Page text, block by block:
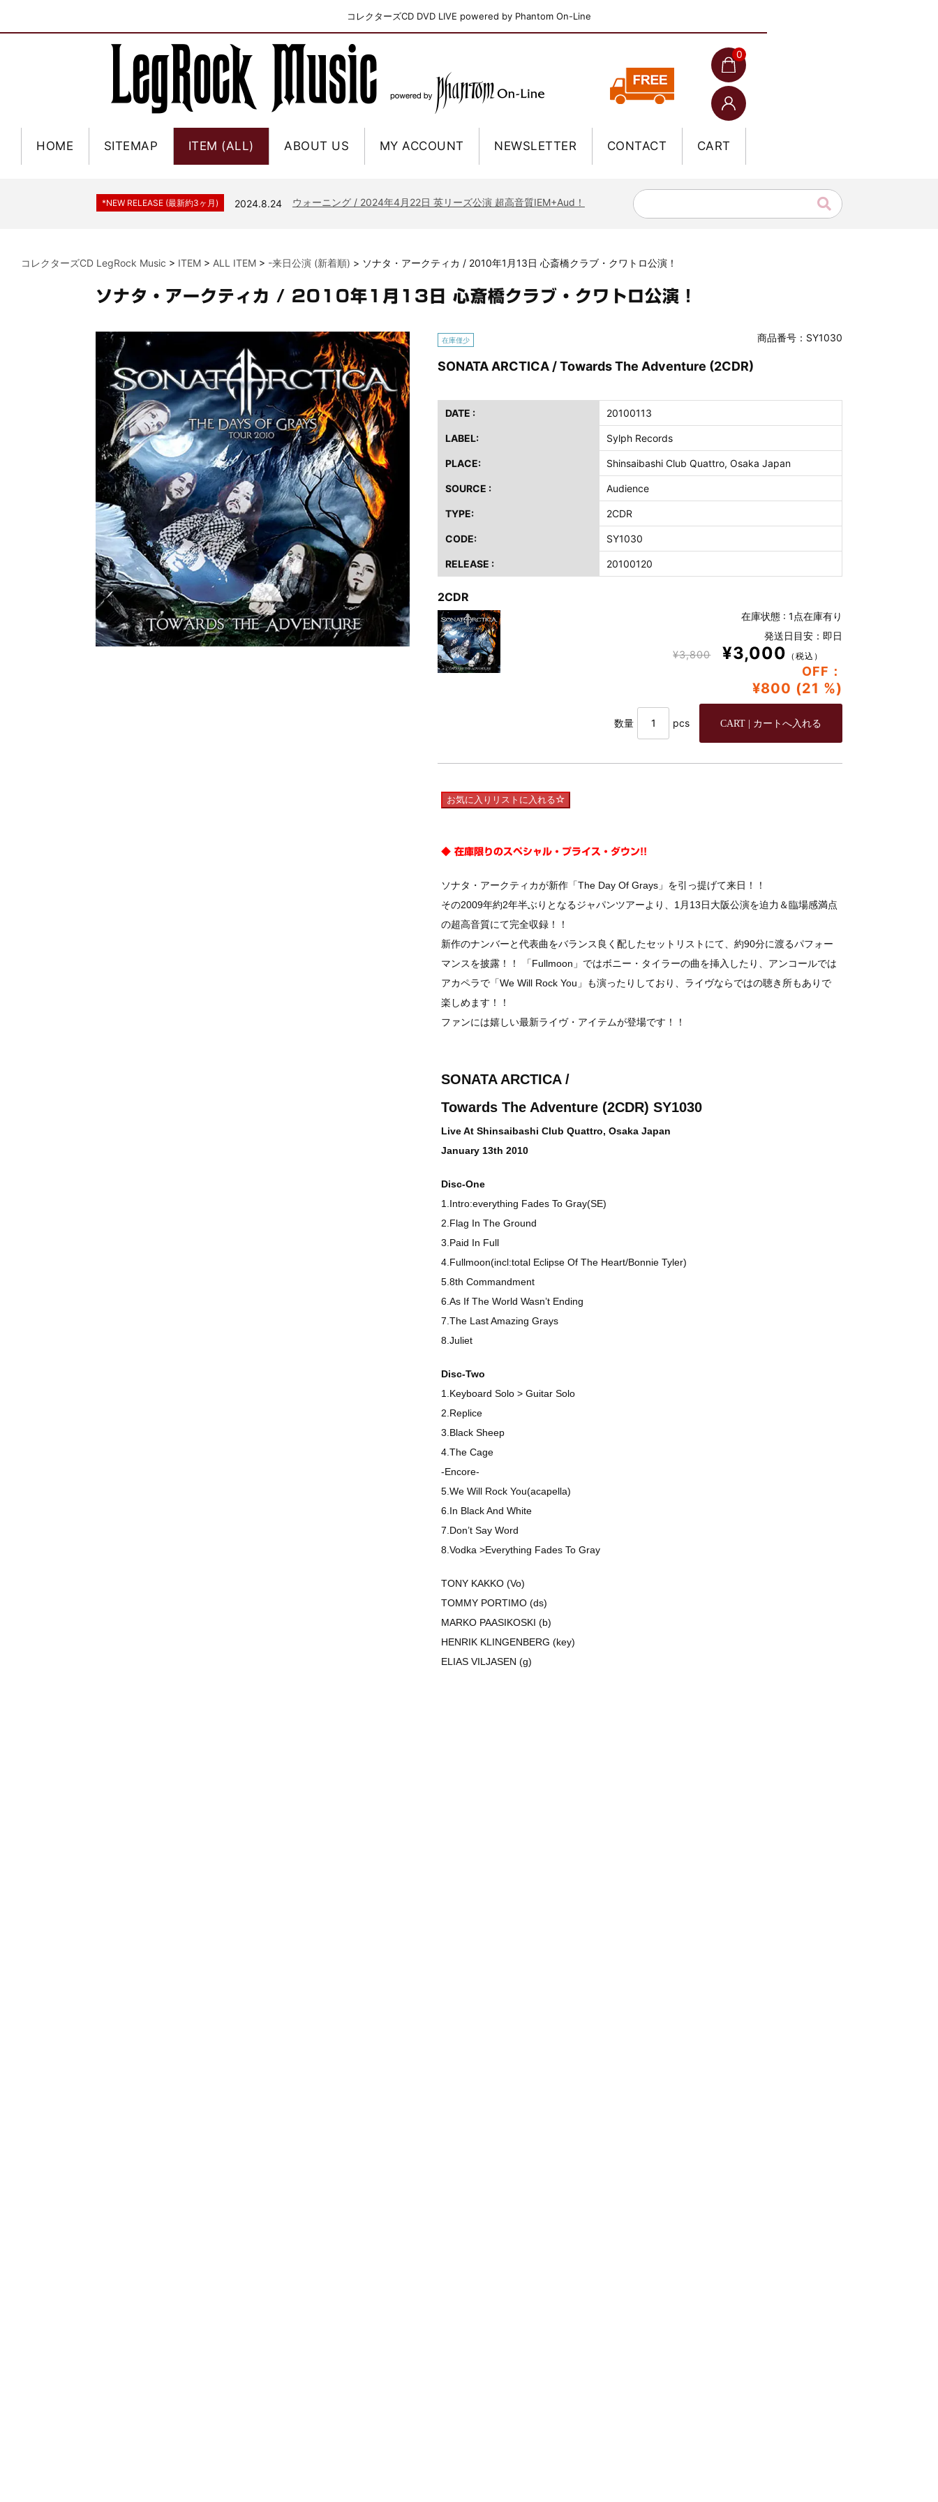
コレクターズCD DVD LIVE powered by Phantom On-Line
0
HOME SITEMAP ITEM (ALL) ABOUT US MY ACCOUNT NEWSLETTER CONTACT CART
*NEW RELEASE (最新約3ヶ月) 2024.6.9 ジャーニー / 1979年5月8+9日 コロラド州 2公演 SBD 完全収録！
*NEW RELEASE (最新約3ヶ月) 2024.8.24 ウォーニング / 2024年4月22日 英リーズ公演 超高音質IEM+Aud！
スコーピオンズ / 2024年6月15日 リスボン公演 FHD 完全収録！
*NEW RELEASE (最新約3ヶ月) 2024.6.20 マネスキン / 2024年6月9日 ドイツ ROCK AM RING 公演 FHD 完全収録！
2024.6.9
*NEW RELEASE (最新約3ヶ月) 2024.6.9 ユーライア・ヒープ / 2023年8月3日 ドイツ W.O.A. 公演 FHD 完全収録！
*NEW RELEASE (最新約3ヶ月) 2024.6.9 ジャーニー / 1979年5月8+9日 コロラド州 2公演 SBD 完全収録！
*NEW RELEASE (最新約3ヶ月) 2024.11.9 NGHFB / 2024年7月28日 フジロック’24公演 超高音質AI-SBD！
*NEW RELEASE (最新約3ヶ月) 2024.8.24 ウォーニング / 2024年4月22日 英リーズ公演 超高音質IEM+Aud！
*NEW RELEASE (最新約3ヶ月) 2024.6.24 ビリー・ジョエル / 2024年3月24日 100Aniv. 米M.S.G公演 完全収録！
*NEW RELEASE (最新約3ヶ月)
2024.6.24
リアム・ギャラガー / 2024年6月3日 カーディフ公演 IEM/AUD 完全収録！
*NEW RELEASE (最新約3ヶ月) 2024.6.24 スコーピオンズ / 2024年6月15日 リスボン公演 FHD 完全収録！
*NEW RELEASE (最新約3ヶ月) 2024.6.20 マネスキン / 2024年6月9日 ドイツ ROCK AM RING 公演 FHD 完全収録！
*NEW RELEASE (最新約3ヶ月) 2024.6.9 リアム・ギャラガー / 2024年6月1日 英国シェフィールド公演 完全収録！
*NEW RELEASE (最新約3ヶ月) 2024.6.9 メガデス / 2023年8月4日 ドイツ W.O.A. 公演 FHD 完全収録！
*NEW RELEASE (最新約3ヶ月) 2024.6.9 ユーライア・ヒープ / 2023年8月3日 ドイツ W.O.A. 公演 FHD 完全収録！
*NEW RELEASE (最新約3ヶ月) 2024.6.9 ジャーニー / 1979年5月8+9日 コロラド州 2公演 SBD 完全収録！
コレクターズCD LegRock Music > ITEM > ALL ITEM > -来日公演 (新着順) > ソナタ・アークティカ / 2010年1月13日 心斎橋クラブ・クワトロ公演！
ソナタ・アークティカ / 2010年1月13日 心斎橋クラブ・クワトロ公演！
在庫僅少 商品番号：SY1030
SONATA ARCTICA / Towards The Adventure (2CDR)
DATE : 20100113
LABEL: Sylph Records
PLACE: Shinsaibashi Club Quattro, Osaka Japan
SOURCE : Audience
TYPE: 2CDR
CODE: SY1030
RELEASE : 20100120
2CDR
在庫状態 : 1点在庫有り
発送日目安：即日
¥3,800
¥3,000 （税込）
OFF：
¥800 (21 %)
数量 pcs
お気に入りリストに入れる
◆ 在庫限りのスペシャル・プライス・ダウン!!
ソナタ・アークティカが新作「The Day Of Grays」を引っ提げて来日！！
その2009年約2年半ぶりとなるジャパンツアーより、1月13日大阪公演を迫力＆臨場感満点
の超高音質にて完全収録！！
新作のナンバーと代表曲をバランス良く配したセットリストにて、約90分に渡るパフォー
マンスを披露！！
「Fullmoon」ではボニー・タイラーの曲を挿入したり、アンコールでは
アカペラで「We Will Rock You」も演ったりしており、ライヴならではの聴き所もありで
楽しめます！！
ファンには嬉しい最新ライヴ・アイテムが登場です！！
SONATA ARCTICA /
Towards The Adventure (2CDR) SY1030
Live At Shinsaibashi Club Quattro, Osaka Japan
January 13th 2010
Disc-One
1.Intro:everything Fades To Gray(SE)
2.Flag In The Ground
3.Paid In Full
4.Fullmoon(incl:total Eclipse Of The Heart/Bonnie Tyler)
5.8th Commandment
6.As If The World Wasn’t Ending
7.The Last Amazing Grays
8.Juliet
Disc-Two
1.Keyboard Solo > Guitar Solo
2.Replice
3.Black Sheep
4.The Cage
-Encore-
5.We Will Rock You(acapella)
6.In Black And White
7.Don’t Say Word
8.Vodka >Everything Fades To Gray
TONY KAKKO (Vo)
TOMMY PORTIMO (ds)
MARKO PAASIKOSKI (b)
HENRIK KLINGENBERG (key)
ELIAS VILJASEN (g)